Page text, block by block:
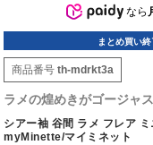
なら
まとめ買い
商品番号 th-mdrkt3a
ラメの煌めきがゴージャ
シアー袖 谷間 ラメ フレア
myMinette/マイミネット